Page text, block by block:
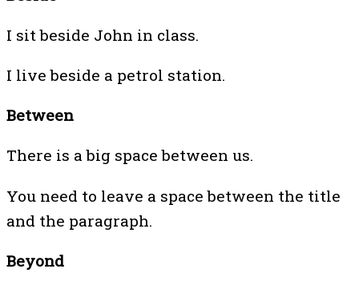
I sit beside John in class.
I live beside a petrol station.
Between
There is a big space between us.
You need to leave a space between the title
and the paragraph.
Beyond